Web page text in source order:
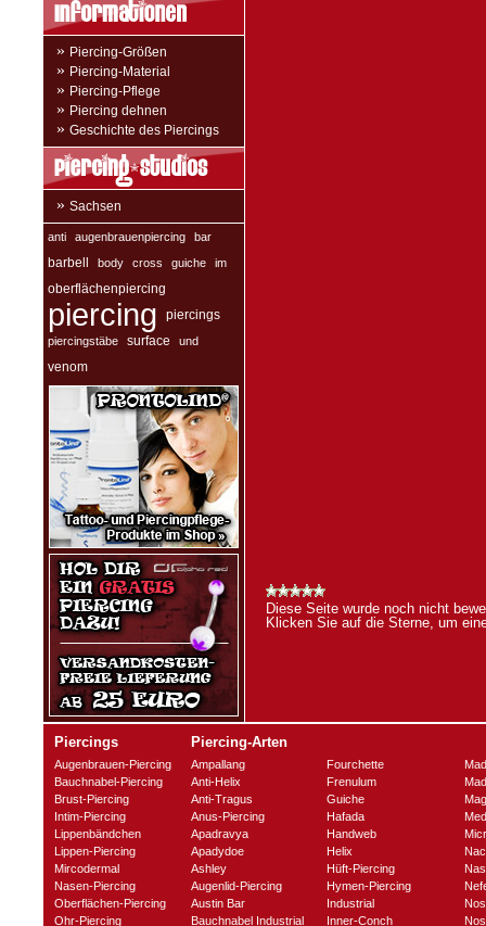
» Piercing-Größen
» Piercing-Material
» Piercing-Pflege
» Piercing dehnen
» Geschichte des Piercings
» Sachsen
anti augenbrauenpiercing
bar
barbell
body cross guiche im
oberflächenpiercing
piercing piercings
piercingstäbe surface
und
venom
Diese Seite wurde noch nicht
Klicken Sie auf die Sterne, um
Piercings Piercing-Arten
Augenbrauen-Piercing
Bauchnabel-Piercing
Brust-Piercing
Intim-Piercing
Lippenbändchen
Lippen-Piercing
Mircodermal
Nasen-Piercing
Oberflächen-Piercing
Ohr-Piercing
Ampallang
Anti-Helix
Anti-Tragus
Anus-Piercing
Apadravya
Apadydoe
Ashley
Augenlid-Piercing
Austin Bar
Bauchnabel Industrial
Fourchette
Frenulum
Guiche
Hafada
Handweb
Helix
Hüft-Piercing
Hymen-Piercing
Industrial
Inner-Conch